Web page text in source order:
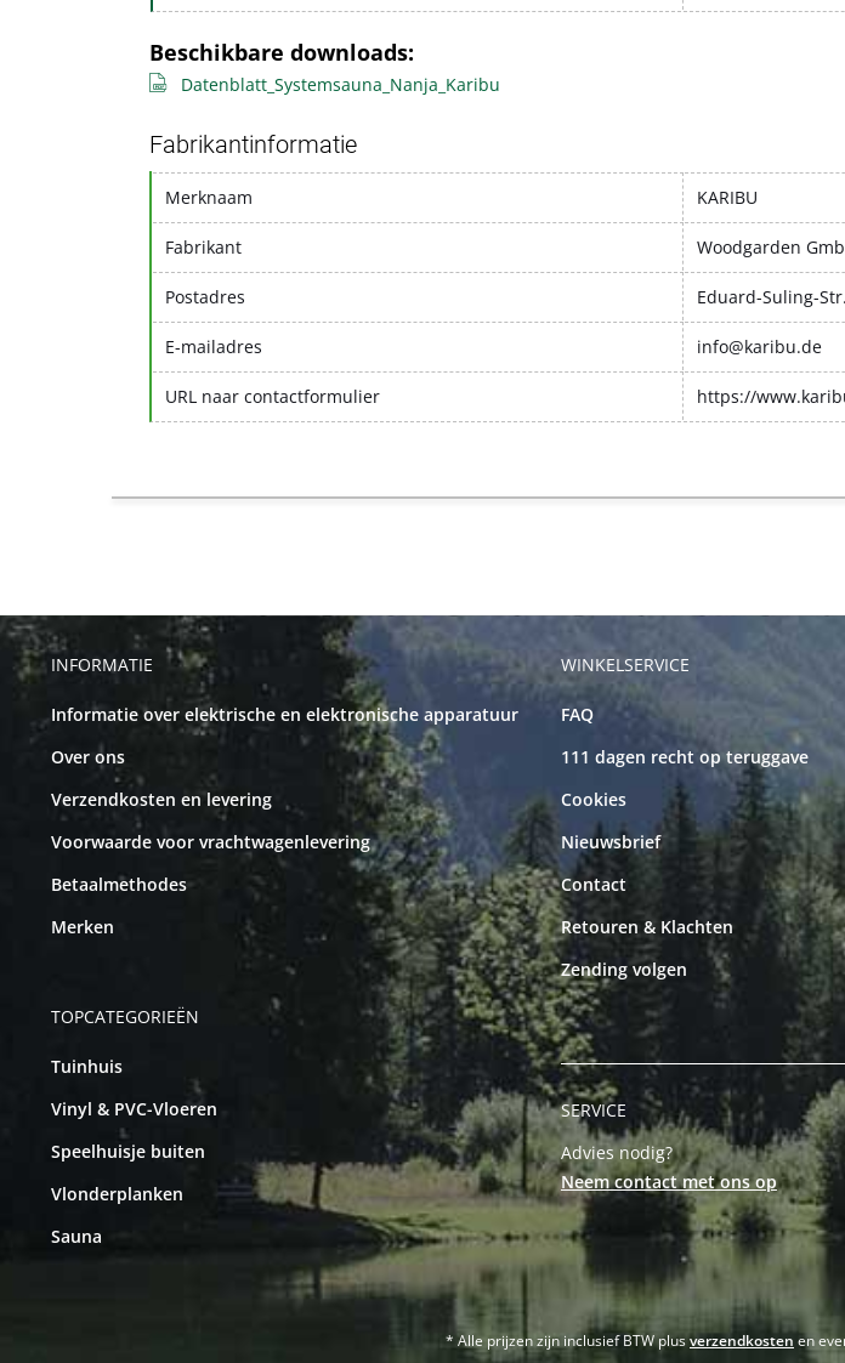
Beschikbare downloads:
Datenblatt_Systemsauna_Nanja_Karibu
Fabrikantinformatie
Merknaam KARIBU
Fabrikant Woodgarden
Postadres Eduard-Suling-
E-mailadres info@karibu.de
URL naar contactformulier https://
INFORMATIE
Informatie over elektrische en elektronische apparatuur
Over ons
Verzendkosten en levering
Voorwaarde voor vrachtwagenlevering
Betaalmethodes
Merken
TOPCATEGORIEËN
Tuinhuis
Vinyl & PVC-Vloeren
Speelhuisje buiten
Vlonderplanken
Sauna
WINKELSERVICE
FAQ
111 dagen recht op teruggave
Cookies
Nieuwsbrief
Contact
Retouren & Klachten
Zending volgen
SERVICE
Advies nodig?
Neem contact met ons op
* Alle prijzen zijn inclusief BTW plusverzendkosten en